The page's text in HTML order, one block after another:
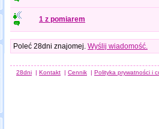
1 z pomiarem
Poleć 28dni znajomej. Wyślij wiadomość.
28dni | Kontakt | Cennik | Polityka prywatności i